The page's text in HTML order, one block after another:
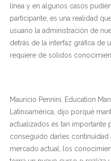
línea y en algunos casos
participante, es una realidad
usuario la administración de
detrás de la interfaz gráfica de
requiere de sólidos
Mauricio Pennini, Education
Latinoamérica, dijo porqué
actualizados es tan importante
conseguido darles continuidad
mercado actual, los